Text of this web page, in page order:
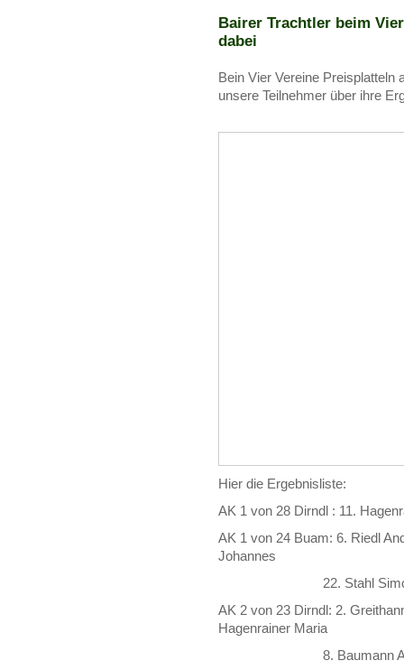
Bairer Trachtler beim
dabei
Bein Vier Vereine Preisplatteln
unsere Teilnehmer über ihre
Hier die Ergebnisliste:
AK 1 von 28 Dirndl : 11.
AK 1 von 24 Buam: 6. Riedl
Johannes
22. Stahl
AK 2 von 23 Dirndl: 2.
Hagenrainer Maria
8. Baumann Agnes 9.